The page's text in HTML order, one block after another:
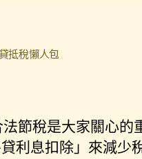
抵稅懶人包
節稅是大家關心的
利息扣除」來減少